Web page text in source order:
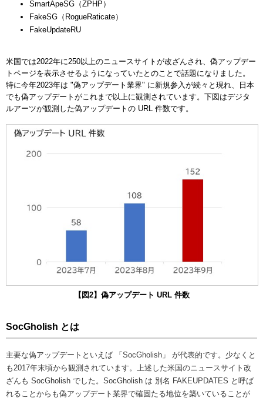
SmartApeSG（ZPHP）
FakeSG（RogueRaticate）
FakeUpdateRU
米国では2022年に250以上のニュースサイトが改ざんされ、偽アップデー
トページを表示させるようになっていたとのことで話題になりました。
特に今年2023年は "偽アップデート業界" に新規参入が続々と現れ、日本
でも偽アップデートがこれまで以上に観測されています。下図はデジタ
ルアーツが観測した偽アップデートの URL 件数です。
【図2】偽アップデート URL 件数
SocGholish とは
主要な偽アップデートといえば 「SocGholish」 が代表的です。少なくと
も2017年末頃から観測されています。上述した米国のニュースサイト改
ざんも SocGholish でした。SocGholish は 別名 FAKEUPDATES と呼ば
れることからも偽アップデート業界で確固たる地位を築いていることが